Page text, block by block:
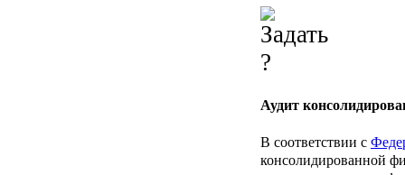
Аудит
В соответствии с
консолидированной